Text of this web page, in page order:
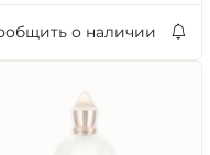
о наличии